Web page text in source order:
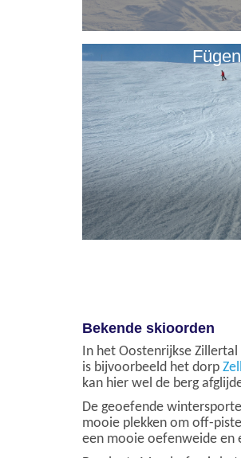
Bekende skioorden
In het Oostenrijkse
is bijvoorbeeld het dorp
kan hier wel de berg
De geoefende
mooie plekken om off-
een mooie oefenweide en